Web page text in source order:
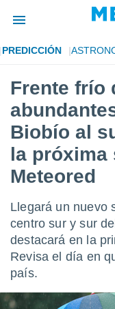
de
por
para
la
se
calidad.
a este
y
forma
digital
PREDICCIÓN
Frente frío
Biobío al
la próxima
Meteored
Llegará un nuevo
centro sur y sur
destacará en la
Revisa el día en
país.